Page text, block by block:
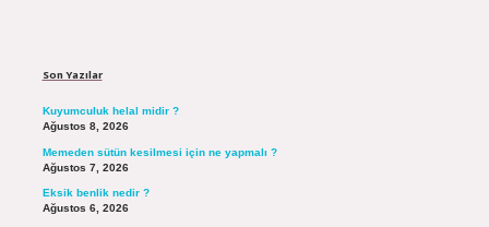
Son Yazılar
Kuyumculuk helal midir ?
Ağustos 8, 2026
Memeden sütün kesilmesi için ne yapmalı ?
Ağustos 7, 2026
Eksik benlik nedir ?
Ağustos 6, 2026